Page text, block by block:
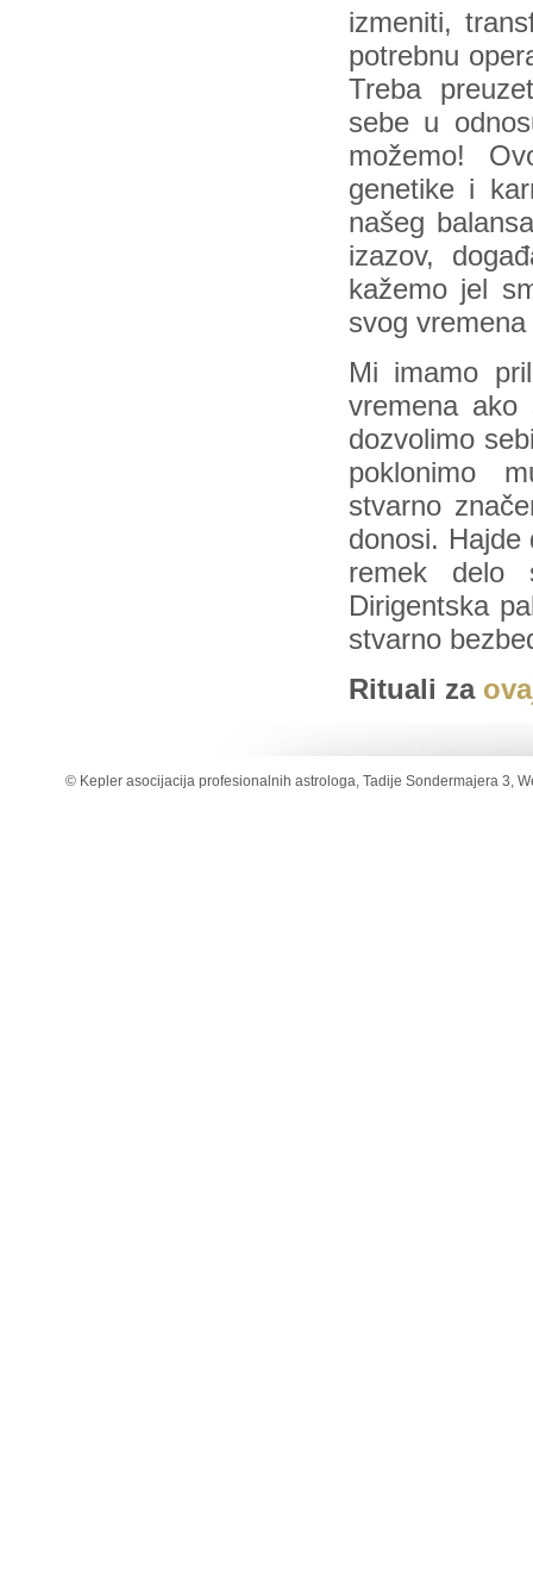
izmeniti,
potrebnu
Treba
sebe u
možemo!
genetike i
našeg
izazov,
kažemo jel
svog
Mi imamo
vremena
dozvolimo
poklonimo
stvarno
donosi. Hajde
remek delo
Dirigentska
stvarno
Rituali za
© Kepler asocijacija profesionalnih astrologa, Tadije Sondermajera 3,